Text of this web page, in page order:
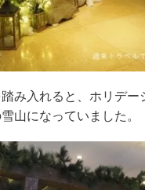
み入れると、ホリデー
山になっていました。